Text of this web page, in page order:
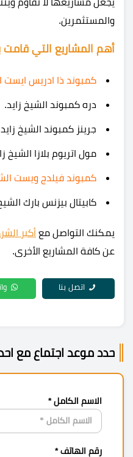
يجعل مشاريعها لا تقاوم
والمستثمرين.
أهم المشاريع التي قامت
كمبوند ذا ادريس ايست
دره كمبوند الشيخ زايد.
جرينز كمبوند الشيخ
مول اتريوم بلازا الشيخ
كمبوند فيلدج ويست
كابيتال بيزنس بارك
يمكنك التواصل مع أكبر
عن كافة المشاريع الأخرى.
اتصل بنا
حدد موعد اجتماع مع احد
الاسم الكامل *
رقم الهاتف *